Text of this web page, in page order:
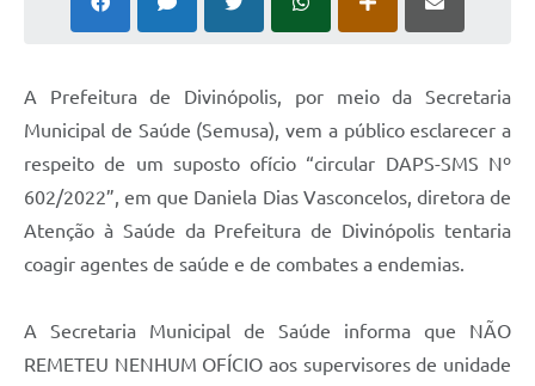
A Prefeitura de Divinópolis, por meio da Secretaria
Municipal de Saúde (Semusa), vem a público esclarecer a
respeito de um suposto ofício “circular DAPS-SMS Nº
602/2022”, em que Daniela Dias Vasconcelos, diretora de
Atenção à Saúde da Prefeitura de Divinópolis tentaria
coagir agentes de saúde e de combates a endemias.
A Secretaria Municipal de Saúde informa que NÃO
REMETEU NENHUM OFÍCIO aos supervisores de unidade